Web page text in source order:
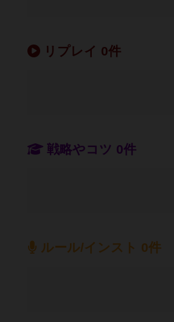
リプレイ 0件
戦略やコツ 0件
ルール/インスト 0件